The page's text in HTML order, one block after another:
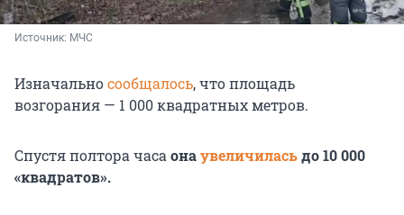
Источник: МЧС
Изначальносообщалось, что площадь
возгорания — 1 000 квадратных метров.
Спустя полтора часа онаувеличиласьдо 10 000
«квадратов».